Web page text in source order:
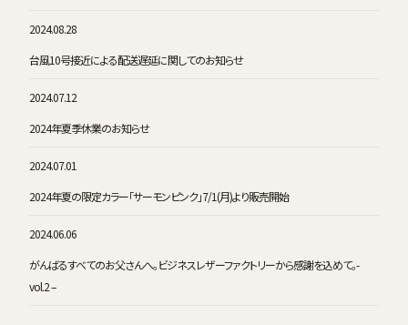
2024.08.28
台風10号接近による配送遅延に関してのお知らせ
2024.07.12
2024年夏季休業のお知らせ
2024.07.01
2024年夏の限定カラー「サーモンピンク」7/1(月)より販売開始
2024.06.06
がんばるすべてのお父さんへ。ビジネスレザーファクトリーから感謝を込めて。-
vol.2 –